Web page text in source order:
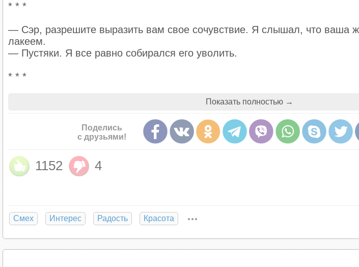
* * *
— Сэр, разрешите выразить вам свое сочувствие. Я слышал, что ваша
лакеем.
— Пустяки. Я все равно собирался его уволить.
* * *
У мистера Смилса умерла жена. Молодая и красивая. Мистер Смилс, как
исповедовался, говорил, что значила для него эта женщина.
Когда похороны закончились, мистер Смилс подошел к молодому
— Не расстраивайтесь, мой друг, я собираюсь жениться вновь!
* * *
* * *
Три бизнесмена ужинали в клубе. Когда пришло время оплатить счет,
Показать полностью →
Поделись
с друзьями!
1152 4
Смех Интерес Радость Красота